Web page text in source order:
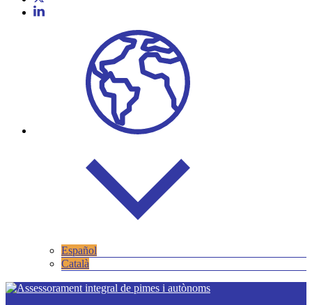
Español
Català